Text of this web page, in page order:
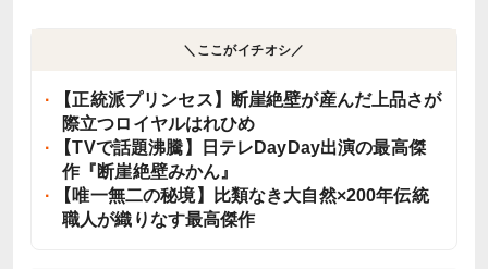
＼ここがイチオシ／
【正統派プリンセス】断崖絶壁が産んだ上品さが
際立つロイヤルはれひめ
【TVで話題沸騰】日テレDayDay出演の最高傑
作『断崖絶壁みかん』
【唯一無二の秘境】比類なき大自然×200年伝統
職人が織りなす最高傑作